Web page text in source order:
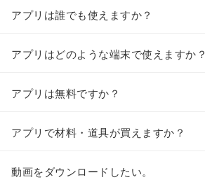
アプリは誰でも使えますか？
アプリはどのような端末で使えますか？
アプリは無料ですか？
アプリで材料・道具が買えますか？
動画をダウンロードしたい。